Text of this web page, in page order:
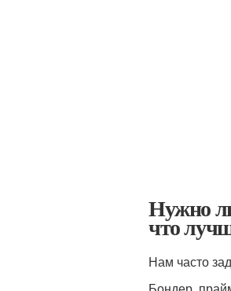
Нужно
что
Нам часто